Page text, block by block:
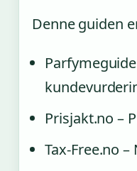
Denne guiden
Prisjakt.no –
Tax-Free.no